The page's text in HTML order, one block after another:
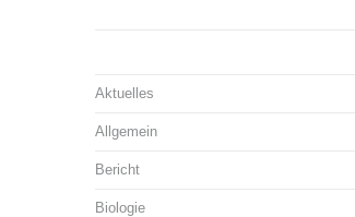
Aktuelles
Allgemein
Bericht
Biologie